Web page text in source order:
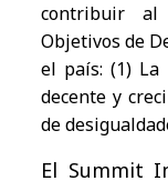
contribuir
Objetivos de
el país: (1) La
decente y
de
El Summit